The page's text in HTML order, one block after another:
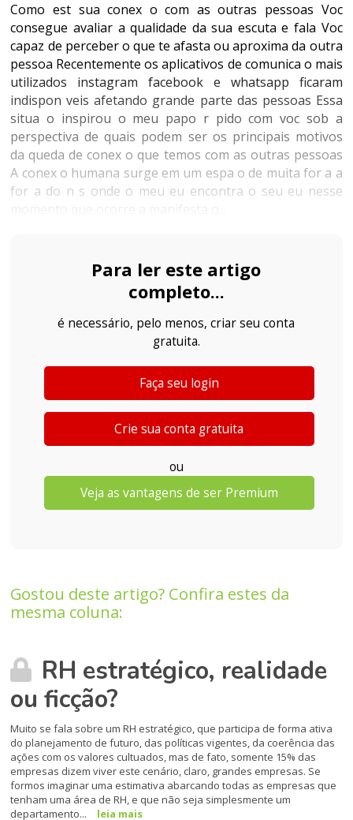
Como est sua conex o com as outras pessoas Voc
consegue avaliar a qualidade da sua escuta e fala Voc
capaz de perceber o que te afasta ou aproxima da outra
pessoa Recentemente os aplicativos de comunica o mais
utilizados instagram facebook e whatsapp ficaram
indispon veis afetando grande parte das pessoas Essa
situa o inspirou o meu papo r pido com voc sob a
perspectiva de quais podem ser os principais motivos
da queda de conex o que temos com as outras pessoas
A conex o humana surge em um espa o de muita for a a
for a do n s onde o meu eu encontra o seu eu nesse
Para ler este artigo
completo...
é necessário, pelo menos, criar seu conta
gratuita.
Faça seu login
Crie sua conta gratuita
ou
Veja as vantagens de ser Premium
Gostou deste artigo? Confira estes da
mesma coluna:
RH estratégico, realidade
ou ficção?
Muito se fala sobre um RH estratégico, que participa de forma ativa
do planejamento de futuro, das políticas vigentes, da coerência das
ações com os valores cultuados, mas de fato, somente 15% das
empresas dizem viver este cenário, claro, grandes empresas. Se
formos imaginar uma estimativa abarcando todas as empresas que
tenham uma área de RH, e que não seja simplesmente um
departamento...
leia mais